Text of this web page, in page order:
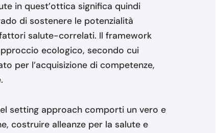
in quest’ottica significa quindi
di sostenere le potenzialità
salute-correlati. Il framework
ecologico, secondo cui
per l’acquisizione di competenze,
setting approach comporti un vero e
costruire alleanze per la salute e